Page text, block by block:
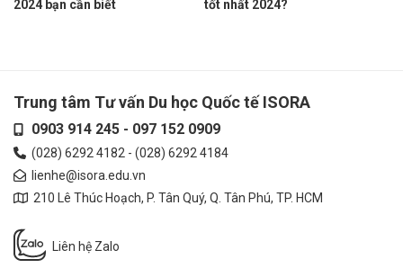
2024 bạn cần biết
tốt nhất 2024?
Trung tâm Tư vấn Du học Quốc tế ISORA
0903 914 245- 097 152 0909
(028) 6292 4182 - (028) 6292 4184
lienhe@isora.edu.vn
210 Lê Thúc Hoạch, P. Tân Quý, Q. Tân Phú, TP. HCM
Liên hệ Zalo